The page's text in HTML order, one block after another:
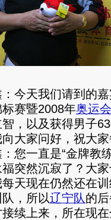
天我们请到的嘉
赛暨2008年奥运会
，以及获得男子
家问好，祝大家
一直是“金牌教练
突然沉寂了？大
现在仍然还在训
，所以辽宁队的
续上来，所在现